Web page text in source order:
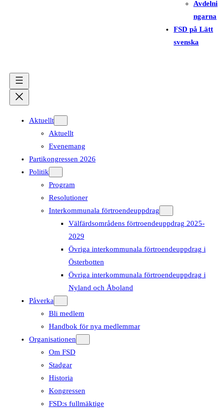
Avdelni
ngarna
FSD på Lätt
svenska
Aktuellt
Aktuellt
Evenemang
Partikongressen 2026
Politik
Program
Resolutioner
Interkommunala förtroendeuppdrag
Välfärdsområdens förtroendeuppdrag 2025-
2029
Övriga interkommunala förtroendeuppdrag i
Österbotten
Övriga interkommunala förtroendeuppdrag i
Nyland och Åboland
Påverka
Bli medlem
Handbok för nya medlemmar
Organisationen
Om FSD
Stadgar
Historia
Kongressen
FSD:s fullmäktige